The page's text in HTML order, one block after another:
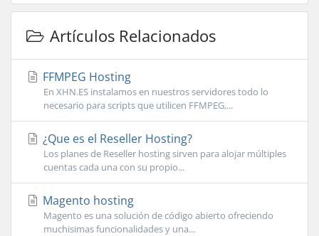
Artículos Relacionados
FFMPEG Hosting
En XHN.ES instalamos en nuestros servidores todo lo
necesario para scripts que utilicen FFMPEG,...
¿Que es el Reseller Hosting?
Los planes de Reseller hosting sirven para alojar múltiples
cuentas cada una con su propio...
Magento hosting
Magento es una solución de código abierto ofreciendo
muchisimas funcionalidades y una...